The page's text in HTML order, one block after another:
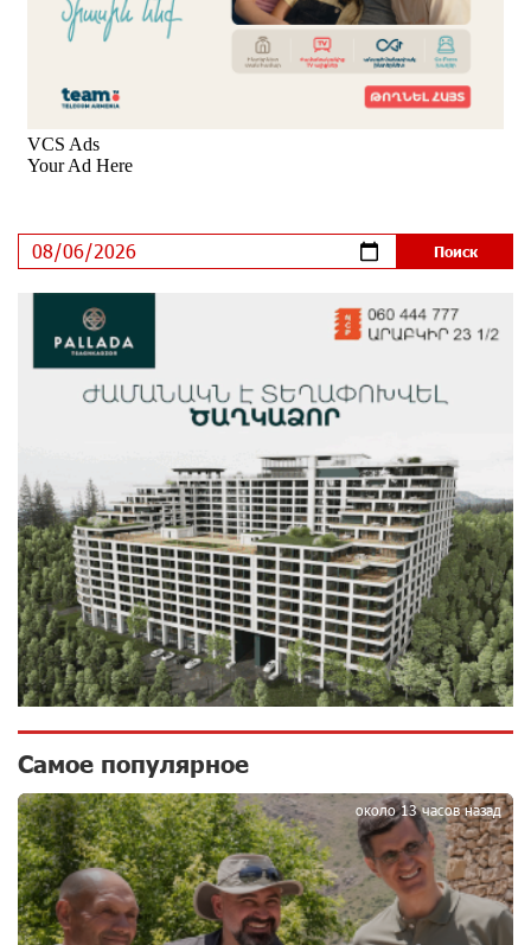
Обновленный Центр продаж и обслуживания Ucom
открылся по адресу ул. Шаумяна, 24/2 в Арарате
Никогда Нагорный Карабах не был в составе
независимого Азербайджана. Аршак Карапетян
Бывший премьер-министр Словакии обратился к
президенту страны с просьбой содействовать
освобождению армянских заключенных,
осужденных в Азербайджане
14 дней назад
При поддержке Ucom в спортивной школе Вайка
установлена солнечная электростанция мощностью
15 кВт
14 дней назад
Новые финансовые навыки на «Давидбекских
14 дней назад
Кругом война. А вас вводят в заблуждение. Аршак
Карапетян
16 дней назад
Центр продаж и обслуживания Ucom в Егварде
Самое популярное
около 13 часов назад
1